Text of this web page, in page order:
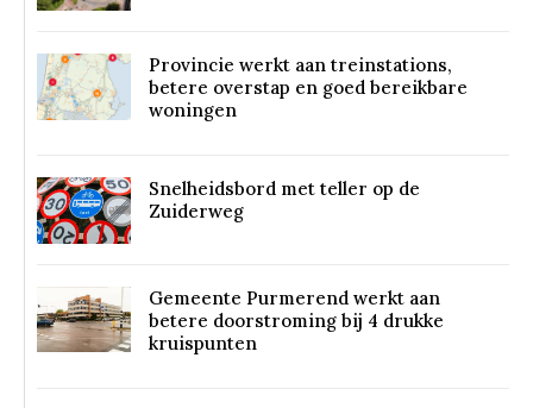
Provincie werkt aan treinstations,
betere overstap en goed bereikbare
woningen
Snelheidsbord met teller op de
Zuiderweg
Gemeente Purmerend werkt aan
betere doorstroming bij 4 drukke
kruispunten